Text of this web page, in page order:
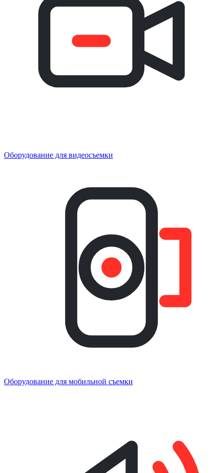
Оборудование для видеосъемки
Оборудование для мобильной съемки